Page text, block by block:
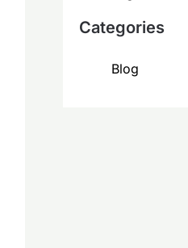
Categories
Blog